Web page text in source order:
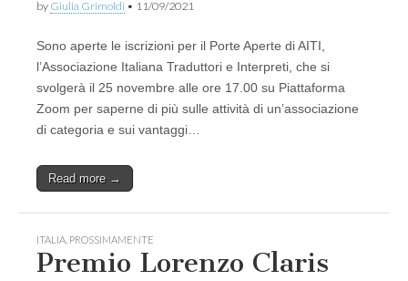
by Giulia Grimoldi • 11/09/2021
Sono aperte le iscrizioni per il Porte Aperte di AITI,
l’Associazione Italiana Traduttori e Interpreti, che si
svolgerà il 25 novembre alle ore 17.00 su Piattaforma
Zoom per saperne di più sulle attività di un’associazione
di categoria e sui vantaggi…
Read more →
ITALIA PROSSIMAMENTE
Premio Lorenzo Claris